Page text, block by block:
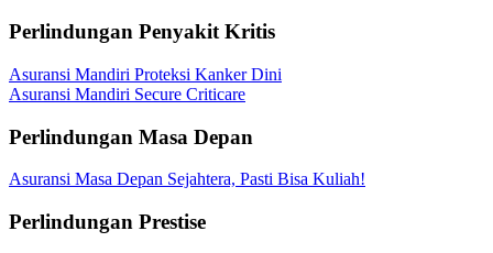
Perlindungan Penyakit Kritis
Asuransi Mandiri Proteksi Kanker Dini
Asuransi Mandiri Secure Criticare
Perlindungan Masa Depan
Asuransi Masa Depan Sejahtera, Pasti Bisa Kuliah!
Perlindungan Prestise